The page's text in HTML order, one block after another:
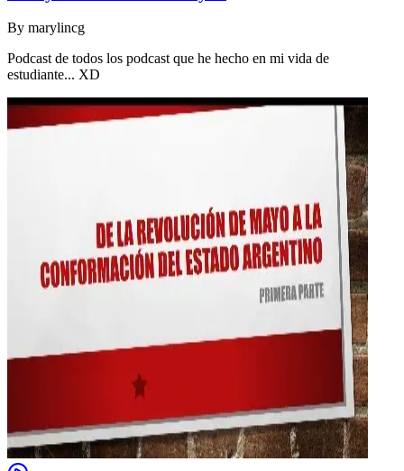
By marylincg
Podcast de todos los podcast que he hecho en mi vida de
estudiante... XD